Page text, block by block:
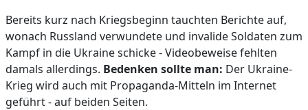
Bereits kurz nach Kriegsbeginn tauchten Berichte auf,
wonach Russland verwundete und invalide Soldaten zum
Kampf in die Ukraine schicke - Videobeweise fehlten
damals allerdings. Bedenken sollte man: Der Ukraine-
Krieg wird auch mit Propaganda-Mitteln im Internet
geführt - auf beiden Seiten.